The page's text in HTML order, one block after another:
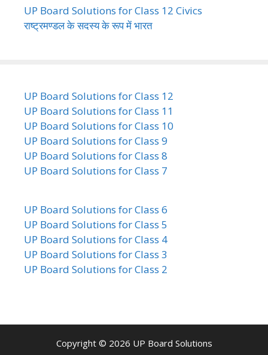
UP Board Solutions for Class 12 Civics
राष्ट्रमण्डल के सदस्य के रूप में भारत
UP Board Solutions for Class 12
UP Board Solutions for Class 11
UP Board Solutions for Class 10
UP Board Solutions for Class 9
UP Board Solutions for Class 8
UP Board Solutions for Class 7
UP Board Solutions for Class 6
UP Board Solutions for Class 5
UP Board Solutions for Class 4
UP Board Solutions for Class 3
UP Board Solutions for Class 2
Copyright © 2026 UP Board Solutions